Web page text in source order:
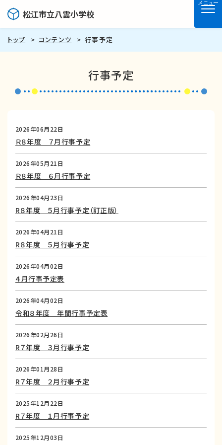
松江市立八雲小学校
メニュー
トップ コンテンツ 行事予定
行事予定
2026年06月22日
Ｒ８年度 ７月行事予定
2026年05月21日
Ｒ８年度 ６月行事予定
2026年04月23日
R８年度 ５月行事予定（訂正版）
2026年04月21日
R８年度 ５月行事予定
2026年04月02日
４月行事予定表
2026年04月02日
令和８年度 年間行事予定表
2026年02月26日
R７年度 ３月行事予定
2026年01月28日
R７年度 ２月行事予定
2025年12月22日
R７年度 １月行事予定
2025年12月03日